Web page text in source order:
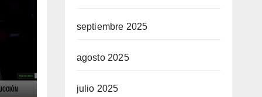
la
septiembre 2025
agosto 2025
julio 2025